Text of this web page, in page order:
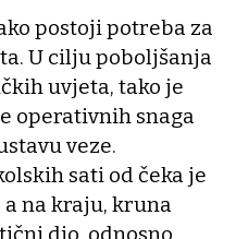
postoji potreba za
U cilju poboljšanja
uvjeta, tako je
operativnih snaga
veze.
sati od čeka je
na kraju, kruna
dio, odnosno